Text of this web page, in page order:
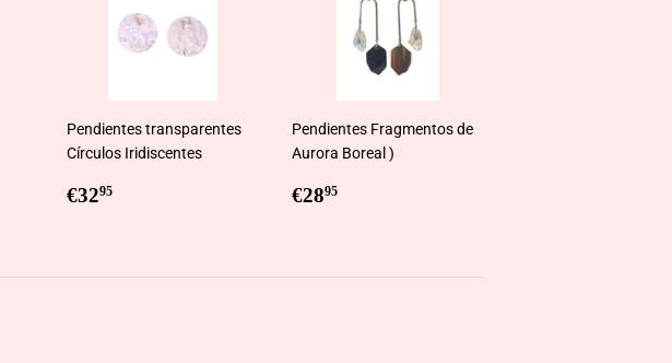
Pendientes transparentes
Círculos Iridiscentes
Regular
€3295
Pendientes Fragmentos de
Aurora Boreal )
Regular
€2895